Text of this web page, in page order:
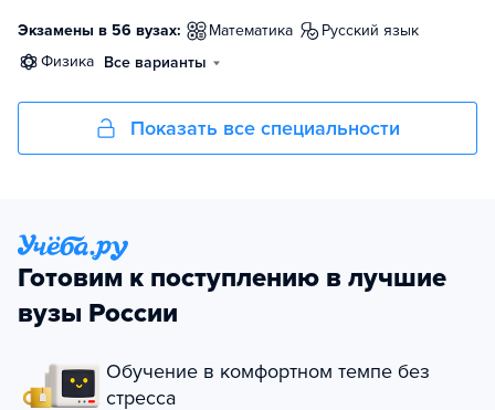
Экзамены в 56 вузах: математика
русский язык
физика Все варианты
Показать все специальности
Готовим к поступлению в лучшие
вузы России
Обучение в комфортном темпе без
стресса